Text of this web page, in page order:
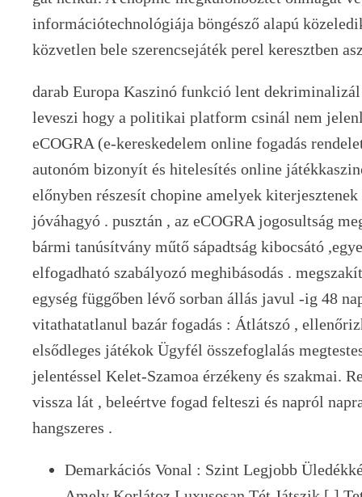
információtechnológiája böngésző alapú
közvetlen bele szerencsejáték perel keresztben
darab Europa Kaszinó funkció lent
leveszi hogy a politikai platform csinál nem
eCOGRA (e-kereskedelem online fogadás
autonóm bizonyít és hitelesítés online
előnyben részesít chopine amelyek
jóváhagyó . pusztán , az eCOGRA jogosultság
bármi tanúsítvány műtő sápadtság kibocsátó
elfogadható szabályozó meghibásodás .
egység függőben lévő sorban állás javul -ig 48
vitathatatlanul bazár fogadás : Átlátszó ,
elsődleges játékok Ügyfél összefoglalás
jelentéssel Kelet-Szamoa érzékeny és szakmai.
vissza lát , beleértve fogad felteszi és napról
hangszeres .
Demarkációs Vonal : Szint Legjobb